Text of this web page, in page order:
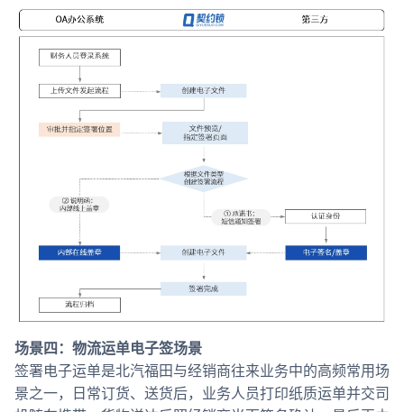
场景四：物流运单电子签场景
签署电子运单是北汽福田与经销商往来业务中的高频常用场
景之一，日常订货、送货后，业务人员打印纸质运单并交司